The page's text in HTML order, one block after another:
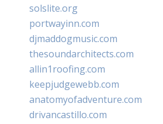
solslite.org
portwayinn.com
djmaddogmusic.com
thesoundarchitects.com
allin1roofing.com
keepjudgewebb.com
anatomyofadventure.com
drivancastillo.com